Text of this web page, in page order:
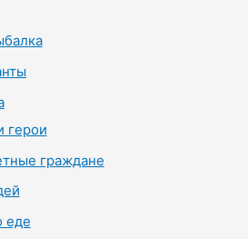
герои
граждане
еде